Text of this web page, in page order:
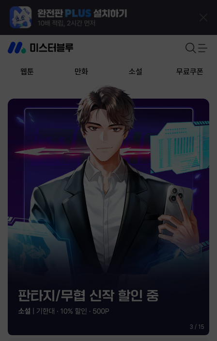
웹툰 만화 소설 무료쿠폰
3 / 15